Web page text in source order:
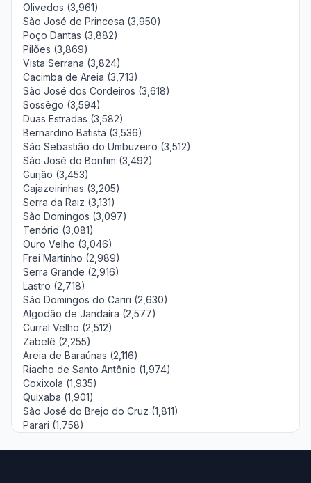
Olivedos (3,961)
São José de Princesa (3,950)
Poço Dantas (3,882)
Pilões (3,869)
Vista Serrana (3,824)
Cacimba de Areia (3,713)
São José dos Cordeiros (3,618)
Sossêgo (3,594)
Duas Estradas (3,582)
Bernardino Batista (3,536)
São Sebastião do Umbuzeiro (3,512)
São José do Bonfim (3,492)
Gurjão (3,453)
Cajazeirinhas (3,205)
Serra da Raiz (3,131)
São Domingos (3,097)
Tenório (3,081)
Ouro Velho (3,046)
Frei Martinho (2,989)
Serra Grande (2,916)
Lastro (2,718)
São Domingos do Cariri (2,630)
Algodão de Jandaíra (2,577)
Curral Velho (2,512)
Zabelê (2,255)
Areia de Baraúnas (2,116)
Riacho de Santo Antônio (1,974)
Coxixola (1,935)
Quixaba (1,901)
São José do Brejo do Cruz (1,811)
Parari (1,758)